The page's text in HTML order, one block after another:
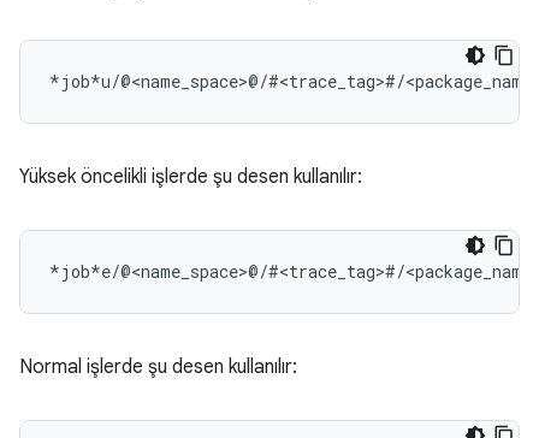
Yüksek öncelikli işlerde şu desen kullanılır:
Normal işlerde şu desen kullanılır: